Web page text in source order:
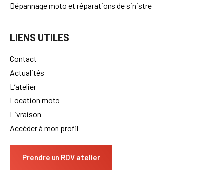
Dépannage moto et réparations de sinistre
LIENS UTILES
Contact
Actualités
L’atelier
Location moto
Livraison
Accéder à mon profil
Prendre un RDV atelier